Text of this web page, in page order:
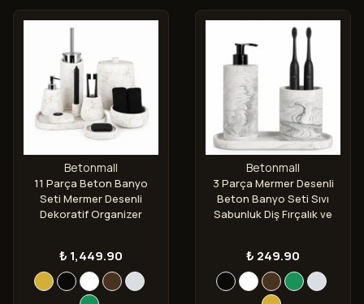
Betonmall
11 Parça Beton Banyo
Seti Mermer Desenli
Dekoratif Organizer
₺ 1,449.90
Betonmall
3 Parça Mermer Desenli
Beton Banyo Seti Sıvı
Sabunluk Diş Fırçalık ve
₺ 249.90